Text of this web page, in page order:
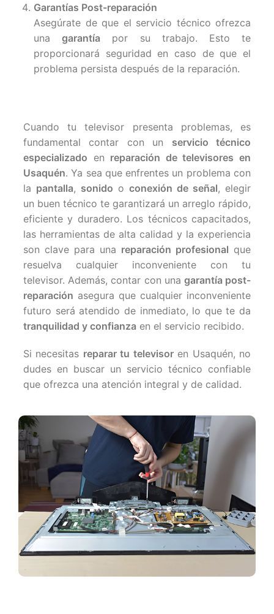
Garantías Post-reparación
Asegúrate de que el servicio técnico ofrezca
unagarantía por su trabajo. Esto te
proporcionará seguridad en caso de que el
problema persista después de la reparación.
Cuando tu televisor presenta problemas, es
fundamental contar con un servicio técnico
especializado en reparación de televisores en
Usaquén. Ya sea que enfrentes un problema con
la pantalla, sonido o conexión de señal, elegir
un buen técnico te garantizará un arreglo rápido,
eficiente y duradero. Los técnicos capacitados,
las herramientas de alta calidad y la experiencia
son clave para una reparación profesional que
resuelva cualquier inconveniente con tu
televisor. Además, contar con una garantía post-
reparación asegura que cualquier inconveniente
futuro será atendido de inmediato, lo que te da
tranquilidad y confianza en el servicio recibido.
Si necesitas reparar tu televisoren Usaquén, no
dudes en buscar un servicio técnico confiable
que ofrezca una atención integral y de calidad.